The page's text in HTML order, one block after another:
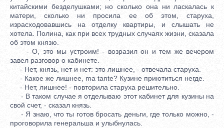
китайскими безделушками; но сколько она ни ласкалась к
матери, сколько ни просила ее об этом, старуха,
израсходовавшись на отделку квартиры, и слышать не
хотела. Полина, как при всех трудных случаях жизни, сказала
об этом князю.
- О, это мы устроим! - возразил он и тем же вечером
завел разговор о кабинете.
- Нет, князь, нет и нет: это лишнее, - отвечала старуха.
- Какое же лишнее, ma tante? Кузине приютиться негде.
- Нет, лишнее! - повторила старуха решительно.
- В таком случае я отделываю этот кабинет для кузины на
свой счет, - сказал князь.
- Я знаю, что ты готов бросать деньги, где только можно, -
проговорила генеральша и улыбнулась.